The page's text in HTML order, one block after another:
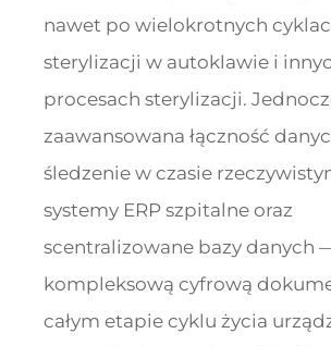
nawet po wielokrotnych
sterylizacji w autoklawie i
procesach sterylizacji.
zaawansowana łączność
śledzenie w czasie
systemy ERP szpitalne oraz
scentralizowane bazy danych
kompleksową cyfrową
całym etapie cyklu życia